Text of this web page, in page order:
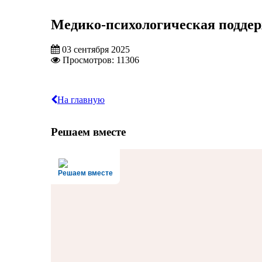
Медико-психологическая
03 сентября 2025
Просмотров: 11306
На главную
Решаем вместе
Решаем вместе